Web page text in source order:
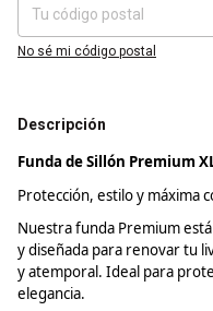
No sé mi código postal
Descripción
Funda de Sillón Premium
Protección, estilo y máxima
Nuestra funda Premium
y diseñada para renovar tu
y atemporal. Ideal para
elegancia.